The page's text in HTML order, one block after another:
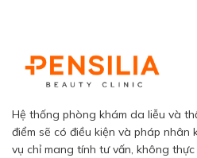
Hệ thống phòng khám da liễu và
điểm sẽ có điều kiện và pháp nhân
vụ chỉ mang tính tư vấn, không